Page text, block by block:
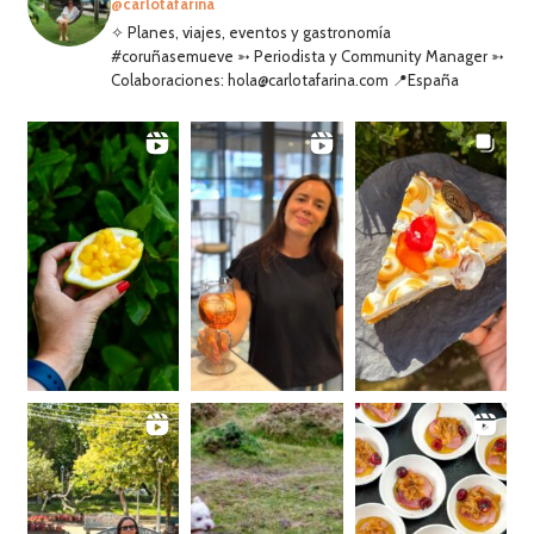
@carlotafarina
✧ Planes, viajes, eventos y gastronomía
#coruñasemueve ➳ Periodista y Community Manager ➳
Colaboraciones: hola@carlotafarina.com 📍España